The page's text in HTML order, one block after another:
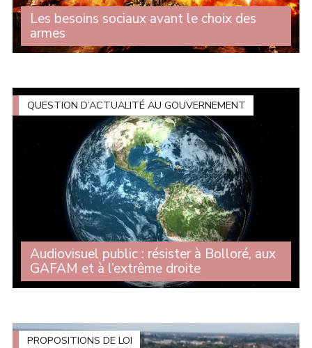
Les besoins sociaux avant le choix des
armes
Lors du débat sur les enjeux stratégiques de
de dénoncer une loi de programmation militaire (...)
QUESTION D’ACTUALITÉ AU GOUVERNEMENT
Audiovisuel public : résister à Bolloré, aux
GAFAM et à l’extrême droite
Alors que la commission d'enquête sur l'audiovisuel
radios et de journaux, Michelle (...)
PROPOSITIONS DE LOI